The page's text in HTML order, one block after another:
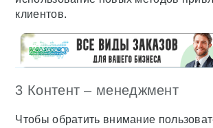
клиентов.
3 Контент – менеджмент
Чтобы обратить внимание